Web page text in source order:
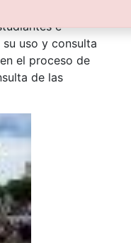
e
uso y consulta
el proceso de
de las